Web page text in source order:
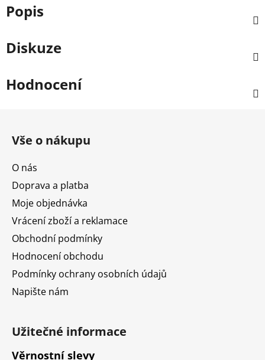
Popis
Diskuze
Hodnocení
Vše o nákupu
O nás
Doprava a platba
Moje objednávka
Vrácení zboží a reklamace
Obchodní podmínky
Hodnocení obchodu
Podmínky ochrany osobních údajů
Napište nám
Užitečné informace
Věrnostní slevy